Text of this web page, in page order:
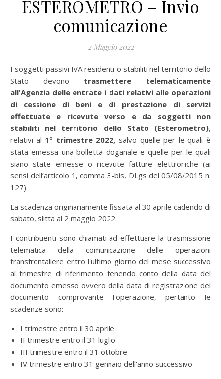
ESTEROMETRO – Invio
comunicazione
2 Maggio 2022
I soggetti passivi IVA residenti o stabiliti nel territorio dello
Stato devono trasmettere telematicamente
all'Agenzia delle entrate i dati relativi alle operazioni
di cessione di beni e di prestazione di servizi
effettuate e ricevute verso e da soggetti non
stabiliti nel territorio dello Stato (Esterometro),
relativi al 1° trimestre 2022, salvo quelle per le quali è
stata emessa una bolletta doganale e quelle per le quali
siano state emesse o ricevute fatture elettroniche (ai
sensi dell’articolo 1, comma 3-bis, DLgs del 05/08/2015 n.
127).
La scadenza originariamente fissata al 30 aprile cadendo di
sabato, slitta al 2 maggio 2022.
I contribuenti sono chiamati ad effettuare la trasmissione
telematica della comunicazione delle operazioni
transfrontaliere entro l'ultimo giorno del mese successivo
al trimestre di riferimento tenendo conto della data del
documento emesso ovvero della data di registrazione del
documento comprovante l'operazione, pertanto le
scadenze sono:
I trimestre entro il 30 aprile
II trimestre entro il 31 luglio
III trimestre entro il 31 ottobre
IV trimestre entro 31 gennaio dell'anno successivo